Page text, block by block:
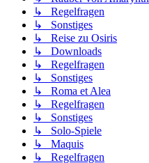
↳ Regelfragen
↳ Sonstiges
↳ Reise zu Osiris
↳ Downloads
↳ Regelfragen
↳ Sonstiges
↳ Roma et Alea
↳ Regelfragen
↳ Sonstiges
↳ Solo-Spiele
↳ Maquis
↳ Regelfragen